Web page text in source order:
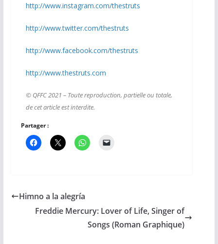
http://www.instagram.com/thestruts​​
http://www.twitter.com/thestruts​​
http://www.facebook.com/thestruts​​
http://www.thestruts.com​​
© QFFC 2021 – Toute reproduction, partielle ou totale,
de cet article est interdite.
Partager :
Himno a la alegría
Freddie Mercury: Lover of Life, Singer of
Songs (Roman Graphique)